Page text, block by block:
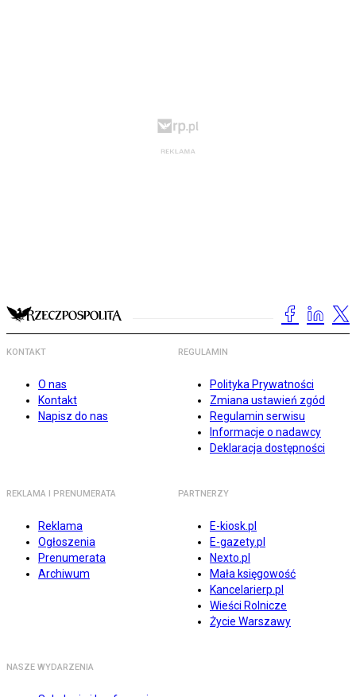
KONTAKT
O nas
Kontakt
Napisz do nas
REGULAMIN
Polityka Prywatności
Zmiana ustawień zgód
Regulamin serwisu
Informacje o nadawcy
Deklaracja dostępności
REKLAMA I PRENUMERATA
Reklama
Ogłoszenia
Prenumerata
Archiwum
PARTNERZY
E-kiosk.pl
E-gazety.pl
Nexto.pl
Mała księgowość
Kancelarierp.pl
Wieści Rolnicze
Życie Warszawy
NASZE WYDARZENIA